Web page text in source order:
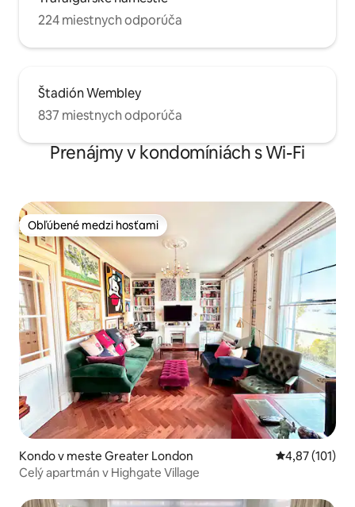
224 miestnych odporúča
Štadión Wembley
837 miestnych odporúča
Prenájmy v kondomíniách s Wi-Fi
Obľúbené medzi hosťami
Obľúbené medzi hosťami
Kondo v meste Greater London Priemerné
4,87 (101)
Celý apartmán v Highgate Village